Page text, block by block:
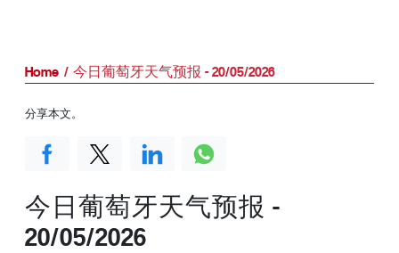
Home 今日葡萄牙天气预报 - 20/05/2026
今日葡萄牙天气预报 -
20/05/2026
分享本文。